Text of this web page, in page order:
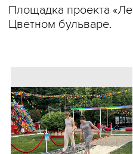
Площадка проекта
Цветном бульваре.